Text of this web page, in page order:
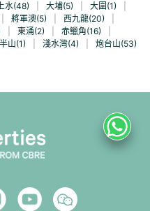
水(48) 大埔(5) 大圍(1)
將軍澳(5) 西九龍(20)
東涌(2) 赤鱲角(16)
半山(1) 淺水灣(4) 炮台山(53)